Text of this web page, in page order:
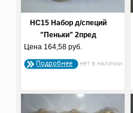
НС15 Набор д/специй
"Пеньки" 2пред
Цена 164,58 руб.
Подробнее